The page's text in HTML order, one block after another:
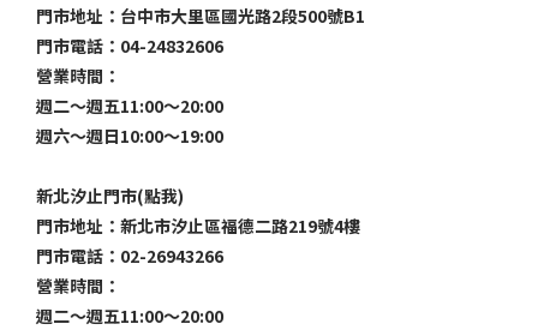
門市地址：台中市大里區國光路2段500號B1
門市電話：04-24832606
營業時間：
週二～週五11:00～20:00
週六～週日10:00～19:00
新北汐止門市(點我)
門市地址：新北市汐止區福德二路219號4樓
門市電話：02-26943266
營業時間：
週二～週五11:00～20:00